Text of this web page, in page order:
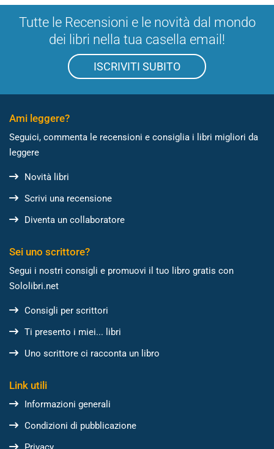
Tutte le Recensioni e le novità dal mondo
dei libri nella tua casella email!
ISCRIVITI SUBITO
Ami leggere?
Seguici, commenta le recensioni e consiglia i libri migliori da
leggere
Novità libri
Scrivi una recensione
Diventa un collaboratore
Sei uno scrittore?
Segui i nostri consigli e promuovi il tuo libro gratis con
Sololibri.net
Consigli per scrittori
Ti presento i miei... libri
Uno scrittore ci racconta un libro
Link utili
Informazioni generali
Condizioni di pubblicazione